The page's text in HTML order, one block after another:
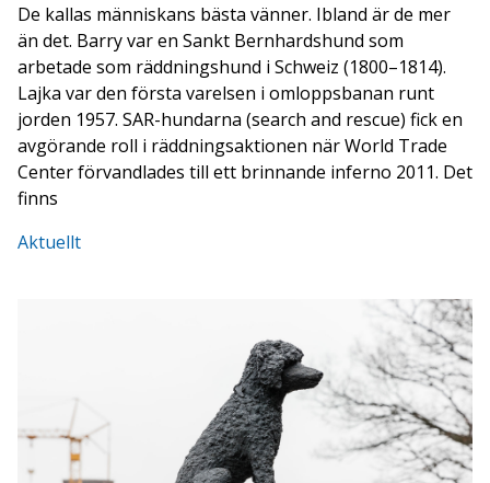
De kallas människans bästa vänner. Ibland är de mer
än det. Barry var en Sankt Bernhardshund som
arbetade som räddningshund i Schweiz (1800–1814).
Lajka var den första varelsen i omloppsbanan runt
jorden 1957. SAR-hundarna (search and rescue) fick en
avgörande roll i räddningsaktionen när World Trade
Center förvandlades till ett brinnande inferno 2011. Det
finns
Aktuellt